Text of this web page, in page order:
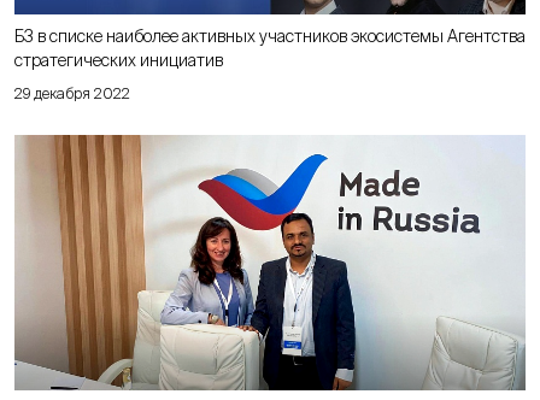
29 декабря 2022
Б3 в списке наиболее активных участников экосистемы Агентства
стратегических инициатив